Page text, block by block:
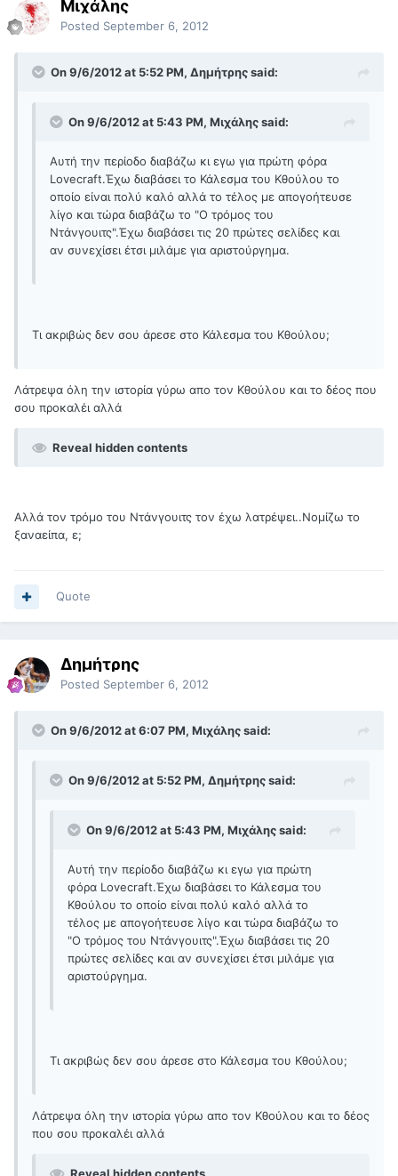
Μιχάλης
Posted September 6, 2012
On 9/6/2012 at 5:52 PM, Δημήτρης said:
On 9/6/2012 at 5:43 PM, Μιχάλης said:
Αυτή την περίοδο διαβάζω κι εγω για πρώτη φόρα
Lovecraft.Έχω διαβάσει το Κάλεσμα του Κθούλου το
οποίο είναι πολύ καλό αλλά το τέλος με απογοήτευσε
λίγο και τώρα διαβάζω το "Ο τρόμος του
Ντάνγουιτς".Έχω διαβάσει τις 20 πρώτες σελίδες και
αν συνεχίσει έτσι μιλάμε για αριστούργημα.
Τι ακριβώς δεν σου άρεσε στο Κάλεσμα του Κθούλου;
Λάτρεψα όλη την ιστορία γύρω απο τον Κθούλου και το δέος που
σου προκαλέι αλλά
Reveal hidden contents
Αλλά τον τρόμο του Ντάνγουιτς τον έχω λατρέψει..Νομίζω το
ξαναείπα, ε;
Quote
Δημήτρης
Posted September 6, 2012
On 9/6/2012 at 6:07 PM, Μιχάλης said:
On 9/6/2012 at 5:52 PM, Δημήτρης said:
On 9/6/2012 at 5:43 PM, Μιχάλης said:
Αυτή την περίοδο διαβάζω κι εγω για πρώτη
φόρα Lovecraft.Έχω διαβάσει το Κάλεσμα του
Κθούλου το οποίο είναι πολύ καλό αλλά το
τέλος με απογοήτευσε λίγο και τώρα διαβάζω το
"Ο τρόμος του Ντάνγουιτς".Έχω διαβάσει τις 20
πρώτες σελίδες και αν συνεχίσει έτσι μιλάμε για
αριστούργημα.
Τι ακριβώς δεν σου άρεσε στο Κάλεσμα του Κθούλου;
Λάτρεψα όλη την ιστορία γύρω απο τον Κθούλου και το δέος
που σου προκαλέι αλλά